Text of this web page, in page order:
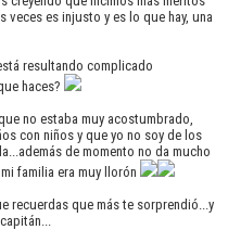
es injusto y es lo que hay, una
resultando complicado
haces?
no estaba muy acostumbrado,
con niños y que yo no soy de los
de momento no da mucho
familia era muy llorón
recuerdas que más te sorprendió...y